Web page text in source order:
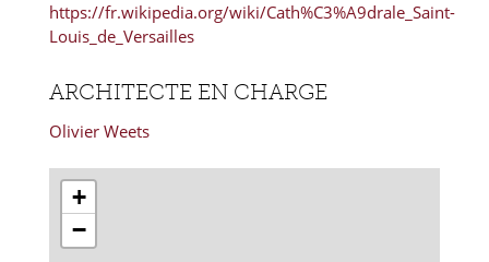
https://fr.wikipedia.org/wiki/Cath%C3%A9drale_Saint-
Louis_de_Versailles
ARCHITECTE EN CHARGE
Olivier Weets
+
−